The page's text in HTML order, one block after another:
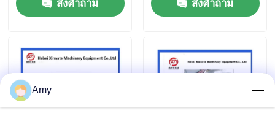
PUTZMEISTER ชิ้นส่วนปั๊มคอนกรีต
ส่วนของปั๊มคอนกรีต Schwing
ส่งคำถาม
ส่งคำถาม
Amy